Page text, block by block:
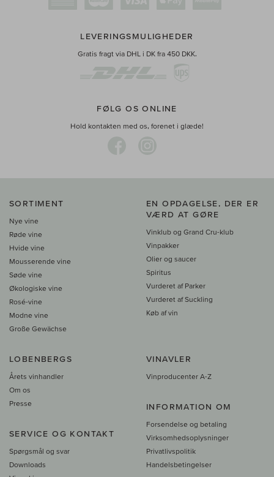
LEVERINGSMULIGHEDER
Gratis fragt via DHL i DK fra 450 DKK.
FØLG OS ONLINE
Hold kontakten med os, forenet i glæde!
SORTIMENT
Nye vine
Røde vine
Hvide vine
Mousserende vine
Søde vine
Økologiske vine
Rosé-vine
Modne vine
Große Gewächse
EN OPDAGELSE, DER ER
VÆRD AT GØRE
Vinklub og Grand Cru-klub
Vinpakker
Olier og saucer
Spiritus
Vurderet af Parker
Vurderet af Suckling
Køb af vin
LOBENBERGS
Årets vinhandler
Om os
Presse
SERVICE OG KONTAKT
Spørgsmål og svar
Downloads
VINAVLER
Vinproducenter A-Z
INFORMATION OM
Forsendelse og betaling
Virksomhedsoplysninger
Privatlivspolitik
Handelsbetingelser